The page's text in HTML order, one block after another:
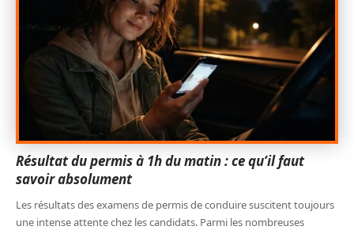
Résultat du permis à 1h du matin : ce qu’il faut
savoir absolument
Les résultats des examens de permis de conduire suscitent toujours
une intense attente chez les candidats. Parmi les nombreuses